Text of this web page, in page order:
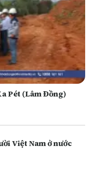
Pét (Lâm Đồng)
Việt Nam ở nước